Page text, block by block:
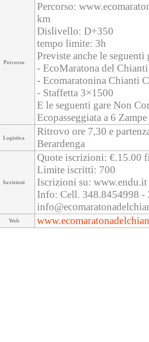
Percorso
Percorso:
km
Dislivello: D+350
tempo limite: 3h
Previste anche le
- EcoMaratona del
- Ecomaratonina Chianti
- Staffetta 3×1500
E le seguenti gare Non
Ecopasseggiata a 6
Logistica
Ritrovo ore 7,30 e
Berardenga
Iscrizioni
Quote iscrizioni: €.15.00
Limite iscritti: 700
Iscrizioni su: www.endu.it
Info: Cell. 348.8454998
Web